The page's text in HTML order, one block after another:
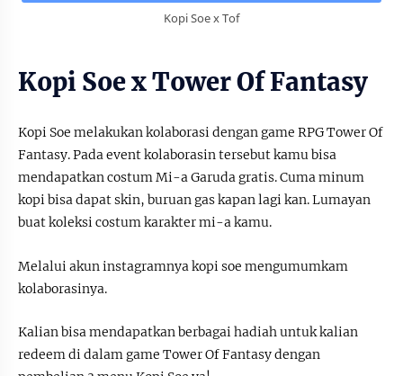
Kopi Soe x Tof
Kopi Soe x Tower Of Fantasy
Kopi Soe melakukan kolaborasi dengan game RPG Tower Of
Fantasy. Pada event kolaborasin tersebut kamu bisa
mendapatkan costum Mi-a Garuda gratis. Cuma minum
kopi bisa dapat skin, buruan gas kapan lagi kan. Lumayan
buat koleksi costum karakter mi-a kamu.
Melalui akun instagramnya kopi soe mengumumkam
kolaborasinya.
Kalian bisa mendapatkan berbagai hadiah untuk kalian
redeem di dalam game Tower Of Fantasy dengan